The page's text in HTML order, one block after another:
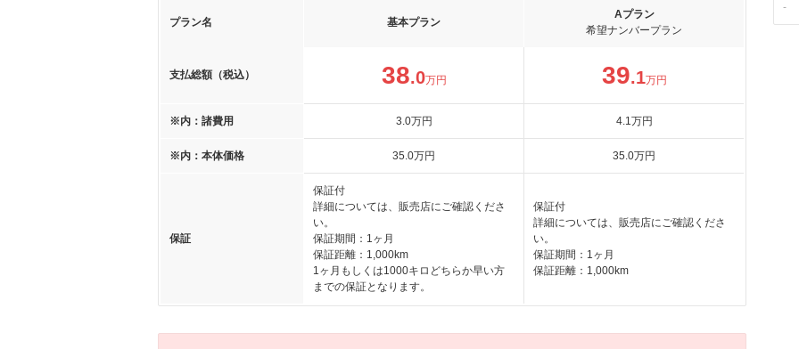
プラン名 基本プラン
Aプラン
希望ナンバープラン
支払総額（税込） 38.0万円 39.1万円
※内：諸費用 3.0万円 4.1万円
※内：本体価格 35.0万円 35.0万円
保証
保証付
詳細については、販売店にご確認くださ
い。
保証期間：1ヶ月
保証距離：1,000km
1ヶ月もしくは1000キロどちらか早い方
までの保証となります。
保証付
詳細については、販売店にご確認くださ
い。
保証期間：1ヶ月
保証距離：1,000km
-